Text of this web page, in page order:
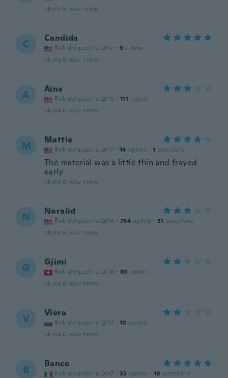
około 5 roku temu
C Candida
Rok dołączenia 2017 · 9 opinie
około 5 roku temu
A Aina
Rok dołączenia 2018 · 111 opinie
około 6 roku temu
M Mattie
Rok dołączenia 2017 · 14 opinie · 1 przesłane
The material was a little thin and frayed
early
około 6 roku temu
N Noralid
Rok dołączenia 2014 · 784 opinie · 31 przesłane
około 6 roku temu
G Gjimi
Rok dołączenia 2016 · 80 opinie
około 6 roku temu
V Viera
Rok dołączenia 2017 · 10 opinie
około 6 roku temu
B Bance
Rok dołączenia 2017 · 32 opinie · 10 przesłane